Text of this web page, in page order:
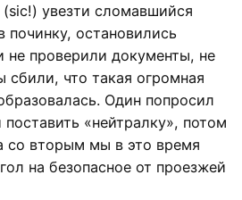
(sic!) увезти сломавшийся
починку, остановились
не проверили документы, не
сбили, что такая огромная
Один попросил
«нейтралку», потом
со вторым мы в это время
на безопасное от проезжей